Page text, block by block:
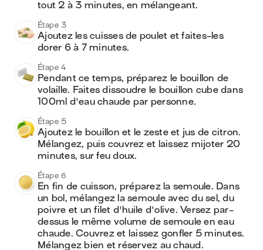
tout 2 à 3 minutes, en mélangeant.
Étape 3
Ajoutez les cuisses de poulet et faites-les
dorer 6 à 7 minutes.
Étape 4
Pendant ce temps, préparez le bouillon de
volaille. Faites dissoudre le bouillon cube dans
100ml d'eau chaude par personne.
Étape 5
Ajoutez le bouillon et le zeste et jus de citron.
Mélangez, puis couvrez et laissez mijoter 20
minutes, sur feu doux.
Étape 6
En fin de cuisson, préparez la semoule. Dans
un bol, mélangez la semoule avec du sel, du
poivre et un filet d'huile d'olive. Versez par-
dessus le même volume de semoule en eau
chaude. Couvrez et laissez gonfler 5 minutes.
Mélangez bien et réservez au chaud.